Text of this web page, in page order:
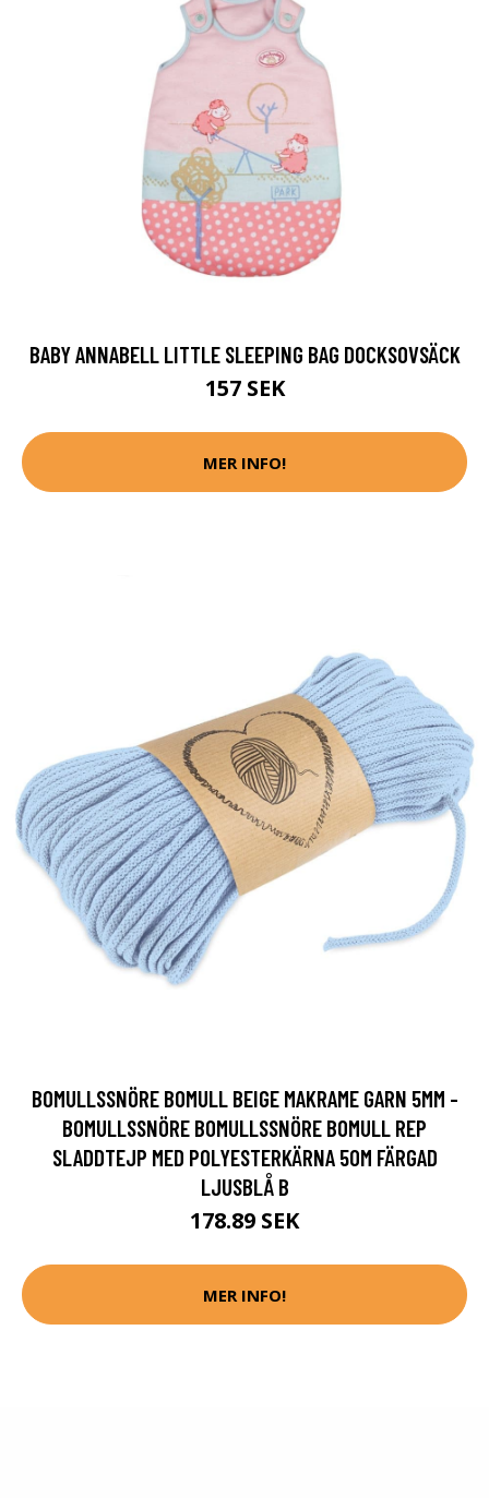
BABY ANNABELL LITTLE SLEEPING BAG DOCKSOVSÄCK
157 SEK
MER INFO!
BOMULLSSNÖRE BOMULL BEIGE MAKRAME GARN 5MM -
BOMULLSSNÖRE BOMULLSSNÖRE BOMULL REP
SLADDTEJP MED POLYESTERKÄRNA 50M FÄRGAD
LJUSBLÅ B
178.89 SEK
MER INFO!